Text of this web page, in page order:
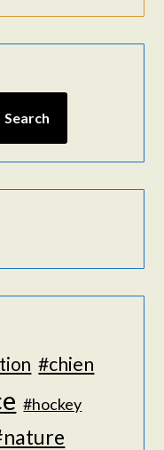
Search
#chien
#hockey